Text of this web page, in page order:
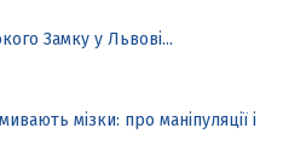
Замку у Львові...
мізки: про маніпуляції і